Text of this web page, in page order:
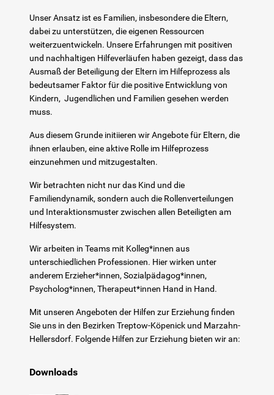
Lerntherapie/Psychotherapie
Schulintegrative HzE
Sozialassistenz / Interkulturelle Assistenz
Soziale Gruppenarbeit (SGA)
Sozialpädagogische Familienhilfen (SPFH)
Therapeutische Tagesgruppe
Lerntherapie
Über uns
Unser Ansatz ist es Familien, insbesondere die Eltern,
dabei zu unterstützen, die eigenen Ressourcen
weiterzuentwickeln. Unsere Erfahrungen mit positiven
und nachhaltigen Hilfeverläufen haben gezeigt, dass das
Ausmaß der Beteiligung der Eltern im Hilfeprozess als
bedeutsamer Faktor für die positive Entwicklung von
Kindern, Jugendlichen und Familien gesehen werden
muss.
Aus diesem Grunde initiieren wir Angebote für Eltern, die
ihnen erlauben, eine aktive Rolle im Hilfeprozess
einzunehmen und mitzugestalten.
Wir betrachten nicht nur das Kind und die
Familiendynamik, sondern auch die Rollenverteilungen
und Interaktionsmuster zwischen allen Beteiligten am
Hilfesystem.
Wir arbeiten in Teams mit Kolleg*innen aus
unterschiedlichen Professionen. Hier wirken unter
anderem Erzieher*innen, Sozialpädagog*innen,
Psycholog*innen, Therapeut*innen Hand in Hand.
Mit unseren Angeboten der Hilfen zur Erziehung finden
Sie uns in den Bezirken Treptow-Köpenick und Marzahn-
Hellersdorf. Folgende Hilfen zur Erziehung bieten wir an:
Downloads